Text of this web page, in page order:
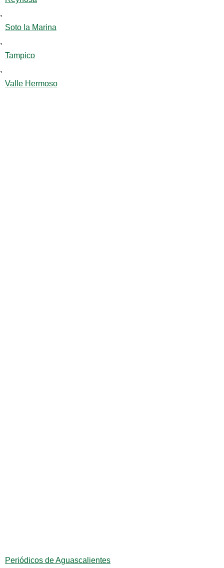
,
Soto la Marina
,
Tampico
,
Valle Hermoso
Periódicos de Aguascalientes